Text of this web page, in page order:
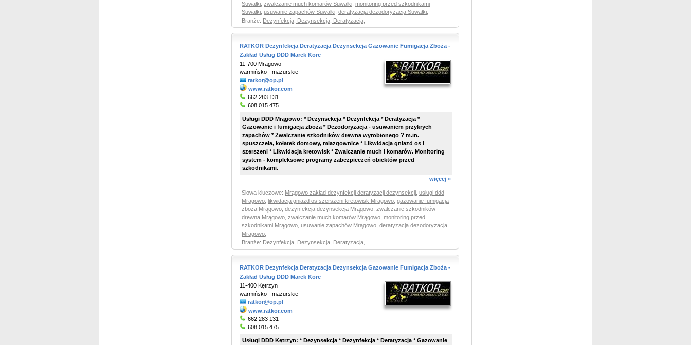
Suwałki zwalczanie much komarów Suwałki monitoring przed szkodnikami
Suwałki usuwanie zapachów Suwałki deratyzacja dezodoryzacja Suwałki
Branże: Dezynfekcja, Dezynsekcja, Deratyzacja
RATKOR Dezynfekcja Deratyzacja Dezynsekcja Gazowanie Fumigacja Zboża -
Zakład Usług DDD Marek Korc
11-700 Mrągowo
warmińsko - mazurskie
ratkor@op.pl
www.ratkor.com
662 283 131
608 015 475
Usługi DDD Mrągowo: * Dezynsekcja * Dezynfekcja * Deratyzacja *
Gazowanie i fumigacja zboża * Dezodoryzacja - usuwaniem przykrych
zapachów * Zwalczanie szkodników drewna wyrobionego ? m.in.
spuszczela, kołatek domowy, miazgownice * Likwidacja gniazd os i
szerszeni * Likwidacja kretowisk * Zwalczanie much i komarów. Monitoring
system - kompleksowe programy zabezpieczeń obiektów przed
szkodnikami.
więcej »
Słowa kluczowe: Mrągowo zakład dezynfekcji deratyzacji dezynsekcji usługi ddd
Mrągowo likwidacja gniazd os szerszeni kretowisk Mrągowo gazowanie fumigacja
zboża Mrągowo dezynfekcja dezynsekcja Mrągowo zwalczanie szkodników
drewna Mrągowo zwalczanie much komarów Mrągowo monitoring przed
szkodnikami Mrągowo usuwanie zapachów Mrągowo deratyzacja dezodoryzacja
Mrągowo
Branże: Dezynfekcja, Dezynsekcja, Deratyzacja
RATKOR Dezynfekcja Deratyzacja Dezynsekcja Gazowanie Fumigacja Zboża -
Zakład Usług DDD Marek Korc
11-400 Kętrzyn
warmińsko - mazurskie
ratkor@op.pl
www.ratkor.com
662 283 131
608 015 475
Usługi DDD Kętrzyn: * Dezynsekcja * Dezynfekcja * Deratyzacja * Gazowanie